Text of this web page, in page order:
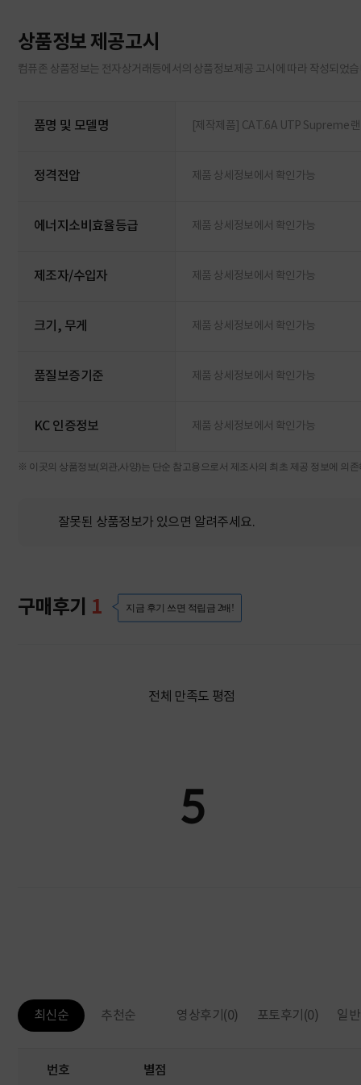
상품정보 제공고시
컴퓨존 상품정보는 전자상거래등에서의 상품정보제공 고시에 따라 작성되었습
품명 및 모델명 [제작제품] CAT.6A UTP Supreme
정격전압 제품 상세정보에서 확인가능
에너지소비효율등급 제품 상세정보에서 확인가능
제조자/수입자 제품 상세정보에서 확인가능
크기, 무게 제품 상세정보에서 확인가능
품질보증기준 제품 상세정보에서 확인가능
KC 인증정보 제품 상세정보에서 확인가능
※ 이곳의 상품정보(외관,사양)는 단순 참고용으로서 제조사의 최초 제공 정보에 의
잘못된 상품정보가 있으면 알려주세요.
구매후기 1 지금 후기 쓰면 적립금 2배!
전체 만족도 평점
5
최신순 추천순 영상후기 (0) 포토후기 (0) 일
번호 별점